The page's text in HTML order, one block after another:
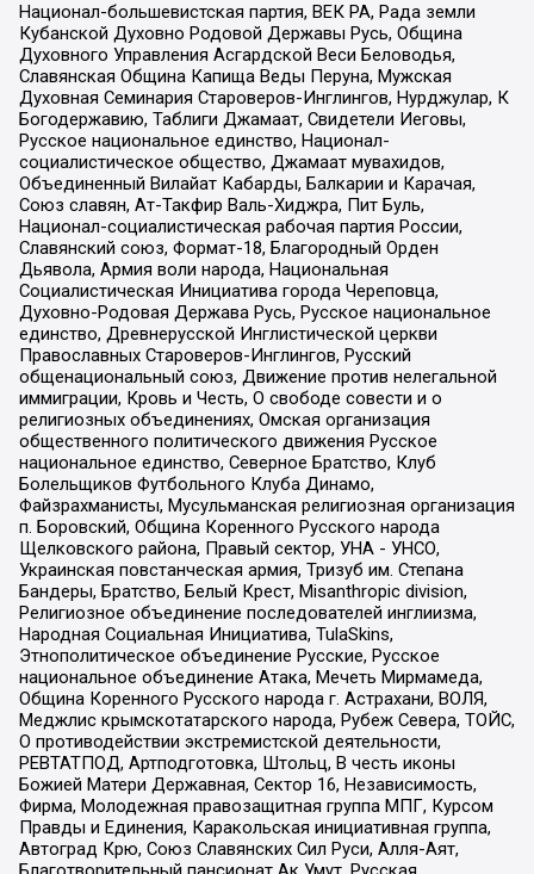
Национал-большевистская партия, ВЕК РА, Рада земли
Кубанской Духовно Родовой Державы Русь, Община
Духовного Управления Асгардской Веси Беловодья,
Славянская Община Капища Веды Перуна, Мужская
Духовная Семинария Староверов-Инглингов, Нурджулар, К
Богодержавию, Таблиги Джамаат, Свидетели Иеговы,
Русское национальное единство, Национал-
социалистическое общество, Джамаат мувахидов,
Объединенный Вилайат Кабарды, Балкарии и Карачая,
Союз славян, Ат-Такфир Валь-Хиджра, Пит Буль,
Национал-социалистическая рабочая партия России,
Славянский союз, Формат-18, Благородный Орден
Дьявола, Армия воли народа, Национальная
Социалистическая Инициатива города Череповца,
Духовно-Родовая Держава Русь, Русское национальное
единство, Древнерусской Инглистической церкви
Православных Староверов-Инглингов, Русский
общенациональный союз, Движение против нелегальной
иммиграции, Кровь и Честь, О свободе совести и о
религиозных объединениях, Омская организация
общественного политического движения Русское
национальное единство, Северное Братство, Клуб
Болельщиков Футбольного Клуба Динамо,
Файзрахманисты, Мусульманская религиозная организация
п. Боровский, Община Коренного Русского народа
Щелковского района, Правый сектор, УНА - УНСО,
Украинская повстанческая армия, Тризуб им. Степана
Бандеры, Братство, Белый Крест, Misanthropic division,
Религиозное объединение последователей инглиизма,
Народная Социальная Инициатива, TulaSkins,
Этнополитическое объединение Русские, Русское
национальное объединение Атака, Мечеть Мирмамеда,
Община Коренного Русского народа г. Астрахани, ВОЛЯ,
Меджлис крымскотатарского народа, Рубеж Севера, ТОЙС,
О противодействии экстремистской деятельности,
РЕВТАТПОД, Артподготовка, Штольц, В честь иконы
Божией Матери Державная, Сектор 16, Независимость,
Фирма, Молодежная правозащитная группа МПГ, Курсом
Правды и Единения, Каракольская инициативная группа,
Автоград Крю, Союз Славянских Сил Руси, Алля-Аят,